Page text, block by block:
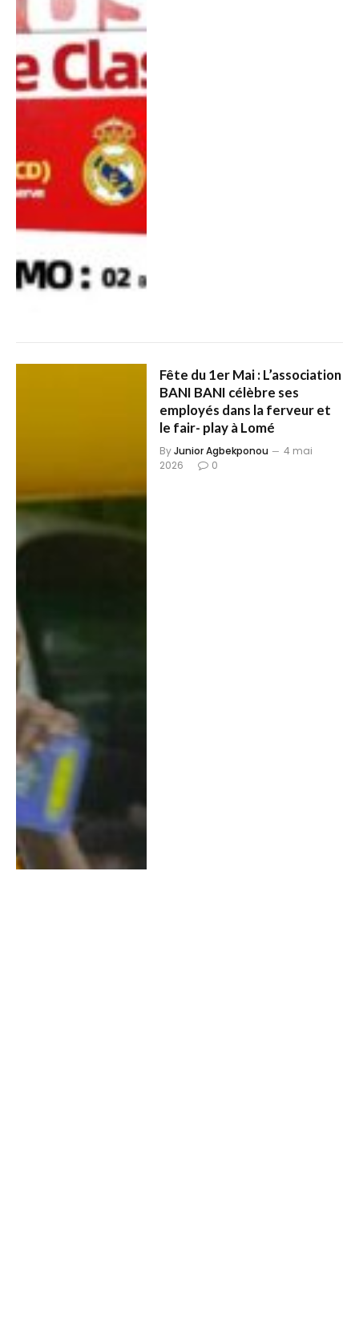
Fête du 1er Mai : L’association
BANI BANI célèbre ses
employés dans la ferveur et
le fair- play à Lomé
ByJunior Agbekponou
4 mai
2026
0